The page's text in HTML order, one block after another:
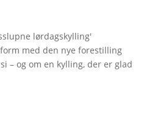
lørdagskylling'
med den nye forestilling
– og om en kylling, der er glad